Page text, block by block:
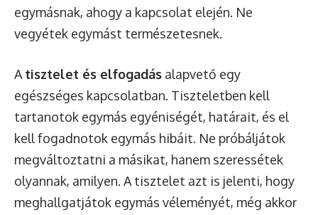
egymásnak, ahogy a kapcsolat elején. Ne
vegyétek egymást természetesnek.
A tisztelet és elfogadás alapvető egy
egészséges kapcsolatban. Tiszteletben kell
tartanotok egymás egyéniségét, határait, és el
kell fogadnotok egymás hibáit. Ne próbáljátok
megváltoztatni a másikat, hanem szeressétek
olyannak, amilyen. A tisztelet azt is jelenti, hogy
meghallgatjátok egymás véleményét, még akkor